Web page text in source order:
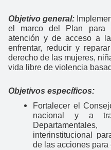
Objetivo general:
el marco del Plan para
atención y de acceso a
enfrentar, reducir y
derecho de las mujeres,
vida libre de violencia
Objetivos específicos:
Fortalecer el
nacional y a
interinstitucional
de las acciones para